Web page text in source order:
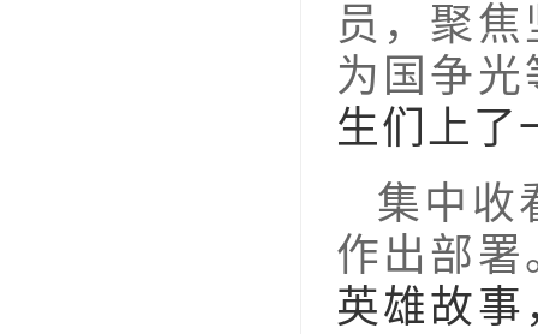
员，聚
为国争
生们上了
集中收
作出部署
英雄故